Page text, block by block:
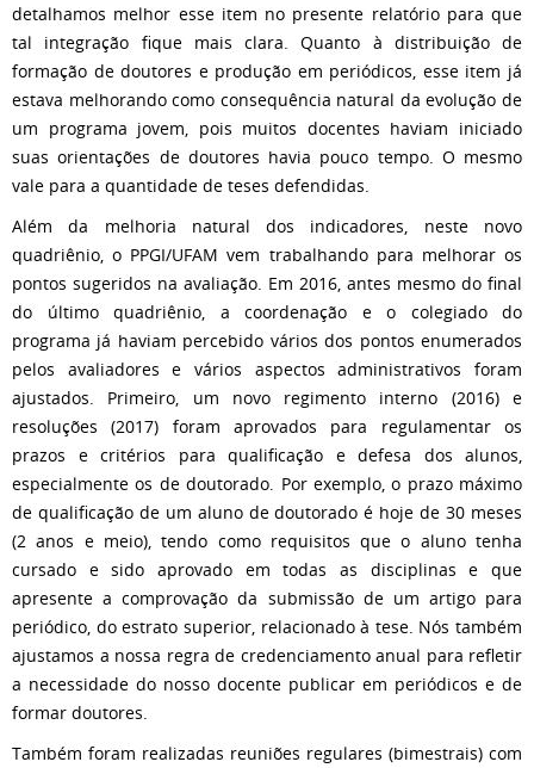
detalhamos melhor esse item no presente relatório para que
tal integração fique mais clara. Quanto à distribuição de
formação de doutores e produção em periódicos, esse item já
estava melhorando como consequência natural da evolução de
um programa jovem, pois muitos docentes haviam iniciado
suas orientações de doutores havia pouco tempo. O mesmo
vale para a quantidade de teses defendidas.
Além da melhoria natural dos indicadores, neste novo
quadriênio, o PPGI/UFAM vem trabalhando para melhorar os
pontos sugeridos na avaliação. Em 2016, antes mesmo do final
do último quadriênio, a coordenação e o colegiado do
programa já haviam percebido vários dos pontos enumerados
pelos avaliadores e vários aspectos administrativos foram
ajustados. Primeiro, um novo regimento interno (2016) e
resoluções (2017) foram aprovados para regulamentar os
prazos e critérios para qualificação e defesa dos alunos,
especialmente os de doutorado. Por exemplo, o prazo máximo
de qualificação de um aluno de doutorado é hoje de 30 meses
(2 anos e meio), tendo como requisitos que o aluno tenha
cursado e sido aprovado em todas as disciplinas e que
apresente a comprovação da submissão de um artigo para
periódico, do estrato superior, relacionado à tese. Nós também
ajustamos a nossa regra de credenciamento anual para refletir
a necessidade do nosso docente publicar em periódicos e de
formar doutores.
Também foram realizadas reuniões regulares (bimestrais) com